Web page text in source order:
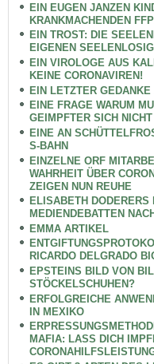
EIN EUGEN JANZEN
KRANKMACHENDEN
EIN TROST: DIE
EIGENEN
EIN VIROLOGE AUS
KEINE CORONAVIREN!
EIN LETZTER GEDANKE
EINE FRAGE WARUM
GEIMPFTER SICH
EINE AN
S-BAHN
EINZELNE ORF
WAHRHEIT ÜBER
ZEIGEN NUN REUHE
ELISABETH
MEDIENDEBATTEN
EMMA ARTIKEL
RICARDO DELGRADO
EPSTEINS BILD VON
STÖCKELSCHUHEN?
ERFOLGREICHE
IN MEXIKO
MAFIA: LASS DICH